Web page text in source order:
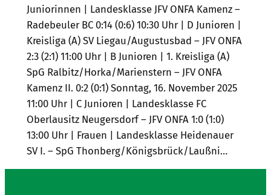
Juniorinnen | Landesklasse JFV ONFA Kamenz –
Radebeuler BC 0:14 (0:6) 10:30 Uhr | D Junioren |
Kreisliga (A) SV Liegau/Augustusbad – JFV ONFA
2:3 (2:1) 11:00 Uhr | B Junioren | 1. Kreisliga (A)
SpG Ralbitz/Horka/Marienstern – JFV ONFA
Kamenz II. 0:2 (0:1) Sonntag, 16. November 2025
11:00 Uhr | C Junioren | Landesklasse FC
Oberlausitz Neugersdorf – JFV ONFA 1:0 (1:0)
13:00 Uhr | Frauen | Landesklasse Heidenauer
SV I. – SpG Thonberg/Königsbrück/Laußni…